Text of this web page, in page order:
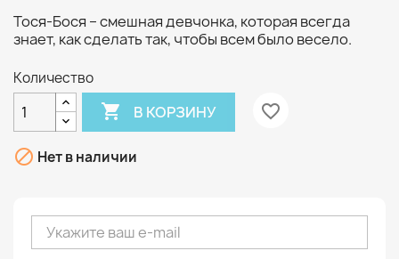
Тося-Бося – смешная девчонка, которая всегда
знает, как сделать так, чтобы всем было весело.
Количество
 В КОРЗИНУ favorite_border
 Нет в наличии